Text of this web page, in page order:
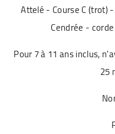
Attelé - Course C (trot)
Cendrée -
Pour 7 à 11 ans inclus,
25